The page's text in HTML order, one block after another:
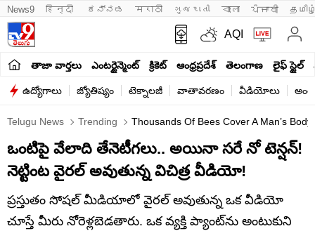
News9 हिन्दी ಕನ್ನಡ मराठी ગુજરાતી বাংলা ਪੰਜਾਬੀ
AQI
తాజా వార్తలు ఎంటర్టైన్మెంట్ క్రికెట్ ఆంధ్రప్రదేశ్ తెలంగాణ లైఫ్ స్టైల్
ఉద్యోగాలు జ్యోతిష్యం టెక్నాలజీ వాతావరణం వీడియోలు
Telugu News Trending Thousands Of Bees Cover A Man’s
ఒంటిపై వేలాది తేనెటీగలు.. అయినా సరే నో టెన్షన్!
నెట్టింట వైరల్ అవుతున్న విచిత్ర వీడియో!
ప్రస్తుతం సోషల్ మీడియాలో వైరల్ అవుతున్న ఒక వీడియో
చూస్తే మీరు నోరెళ్లబెడతారు. ఒక వ్యక్తి ప్యాంట్‌ను అంటుకుని